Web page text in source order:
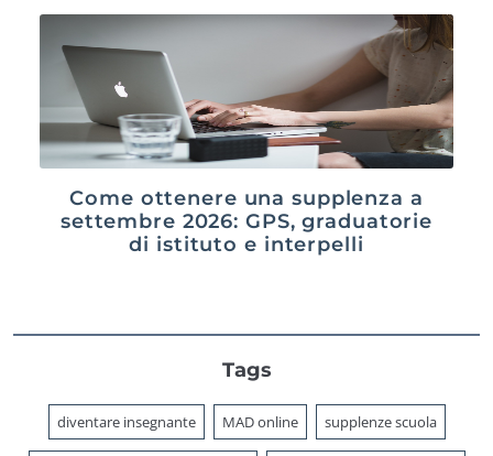
Come ottenere una supplenza a
settembre 2026: GPS, graduatorie
di istituto e interpelli
Tags
diventare insegnante MAD online supplenze scuola